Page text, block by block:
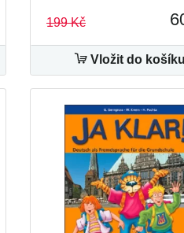
199 Kč
Vložit do košíku